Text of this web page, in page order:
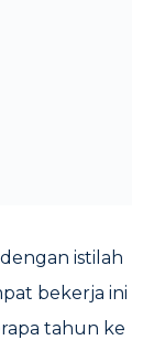
istilah
bekerja ini
tahun ke